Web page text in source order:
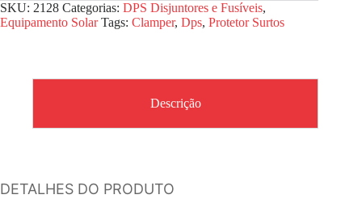
SKU: 2128 Categorias: DPS Disjuntores e Fusíveis,
Equipamento Solar Tags: Clamper, Dps, Protetor Surtos
Descrição
DETALHES DO PRODUTO